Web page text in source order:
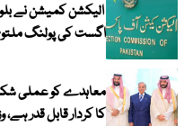
اگست کی پولنگ
معاہدے کو عملی
کا کردار قابل قدر ہے،